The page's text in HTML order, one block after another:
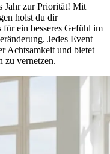
Jahr zur Priorität! Mit
holst du dir
ein besseres Gefühl im
Jedes Event
Achtsamkeit und bietet
zu vernetzen.